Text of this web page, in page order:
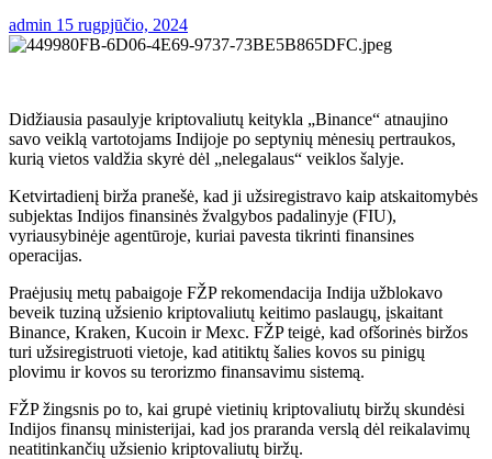
admin 15 rugpjūčio, 2024
Didžiausia pasaulyje kriptovaliutų keitykla „Binance“ atnaujino
savo veiklą vartotojams Indijoje po septynių mėnesių pertraukos,
kurią vietos valdžia skyrė dėl „nelegalaus“ veiklos šalyje.
Ketvirtadienį birža pranešė, kad ji užsiregistravo kaip atskaitomybės
subjektas Indijos finansinės žvalgybos padalinyje (FIU),
vyriausybinėje agentūroje, kuriai pavesta tikrinti finansines
operacijas.
Praėjusių metų pabaigoje FŽP rekomendacija Indija užblokavo
beveik tuziną užsienio kriptovaliutų keitimo paslaugų, įskaitant
Binance, Kraken, Kucoin ir Mexc. FŽP teigė, kad ofšorinės biržos
turi užsiregistruoti vietoje, kad atitiktų šalies kovos su pinigų
plovimu ir kovos su terorizmo finansavimu sistemą.
FŽP žingsnis po to, kai grupė vietinių kriptovaliutų biržų skundėsi
Indijos finansų ministerijai, kad jos praranda verslą dėl reikalavimų
neatitinkančių užsienio kriptovaliutų biržų.